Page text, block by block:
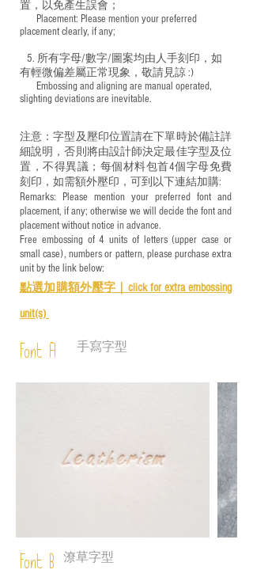
置，以免產生誤會；
​ Placement: Please mention your preferred
placement clearly, if any;
5. 所有字母/數字/圖案均由人手刻印，如
有輕微偏差屬正常現象，敬請見諒 :)
​ Embossing and aligning are manual operated,
slighting deviations are inevitable.
注意：字型及壓印位置請在下單時於備註詳
細說明，否則將由設計師決定最佳字型及位
置，不得異議；每個材料包首4個字母免費
刻印，如需額外壓印，可到以下連結加購:
Remarks: Please mention your preferred font and
placement, if any; otherwise we will decide the font and
placement without notice in advance.
Free embossing of 4 units of letters (upper case or
small case), numbers or pattern, please purchase extra
unit by the link below:
點選加購額外壓字｜ click for extra embossing
unit(s)
Font A 手寫字型
Font B 潦草字型